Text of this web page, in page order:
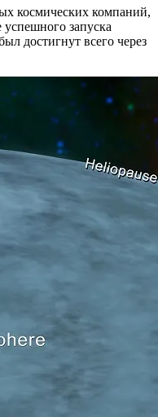
космических компаний,
запуска
достигнут всего через